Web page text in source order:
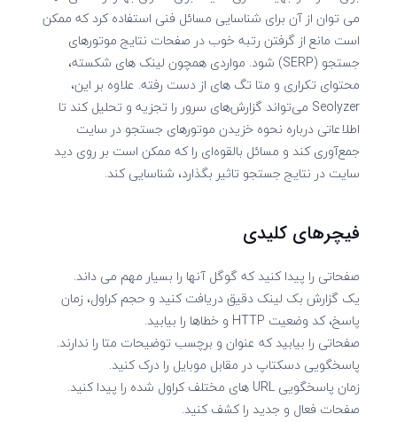
می توان از آن برای شناسایی مسائل فنی استفاده کرد که ممکن
است مانع از گرفتن رتبه خوب در صفحات نتایج موتورهای
جستجو (SERP) شود. مواردی همچون لینک های شکسته،
محتوای تکراری و متا تگ های از دست رفته. علاوه بر این،
Seolyzer می‌تواند گزارش‌های سرور را تجزیه و تحلیل کند تا
اطلاعاتی درباره نحوه خزیدن موتورهای جستجو در سایت
جمع‌آوری کند و مسائل بالقوه‌ای را که ممکن است بر روی دید
سایت در نتایج جستجو تاثیر بگذارد، شناسایی کند.
فیچرهای کلیدی
صفحاتی را پیدا کنید که گوگل آنها را بسیار مهم می داند.
یک گزارش بک لینک دقیق دریافت کنید و حجم کراول، زمان
پاسخ، کد وضعیت HTTP و خطاها را بیابید.
صفحاتی را بیابید که عنوان و برچسب توضیحات متا را ندارند.
پاسخگویی دسکتاپ در مقابل موبایل را درک کنید.
زمان پاسخگویی URL های مختلف کراول شده را پیدا کنید.
صفحات فعال و جدید را کشف کنید.